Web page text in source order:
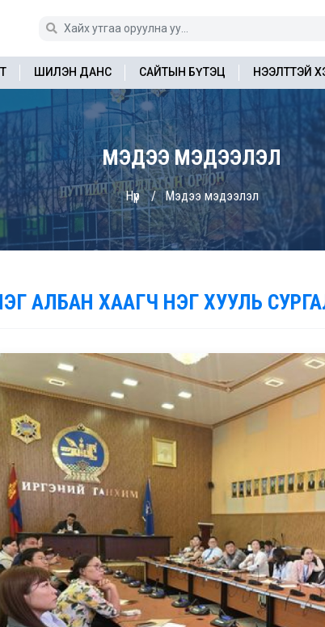
ШИЛЭН ДАНС САЙТЫН БҮТЭЦ НЭЭЛТТЭЙ
МЭДЭЭ МЭДЭЭЛЭЛ
Нүүр Мэдээ мэдээлэл
АЛБАН ХААГЧ НЭГ ХУУЛЬ